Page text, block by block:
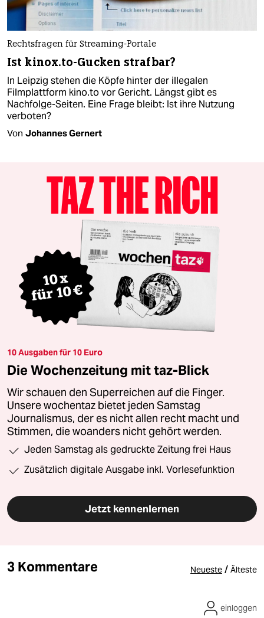
Rechtsfragen für Streaming-Portale
Ist kinox.to-Gucken strafbar?
In Leipzig stehen die Köpfe hinter der illegalen
Filmplattform kino.to vor Gericht. Längst gibt es
Nachfolge-Seiten. Eine Frage bleibt: Ist ihre Nutzung
verboten?
Von Johannes Gernert
10 Ausgaben für 10 Euro
Die Wochenzeitung mit taz-Blick
Wir schauen den Superreichen auf die Finger.
Unsere wochentaz bietet jeden Samstag
Journalismus, der es nicht allen recht macht und
Stimmen, die woanders nicht gehört werden.
Jeden Samstag als gedruckte Zeitung frei Haus
Zusätzlich digitale Ausgabe inkl. Vorlesefunktion
Jetzt kennenlernen
3 Kommentare Neueste / Älteste
einloggen